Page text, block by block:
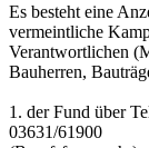
Es besteht eine
vermeintliche
Verantwortlichen
Bauherren,
1. der Fund über
03631/61900